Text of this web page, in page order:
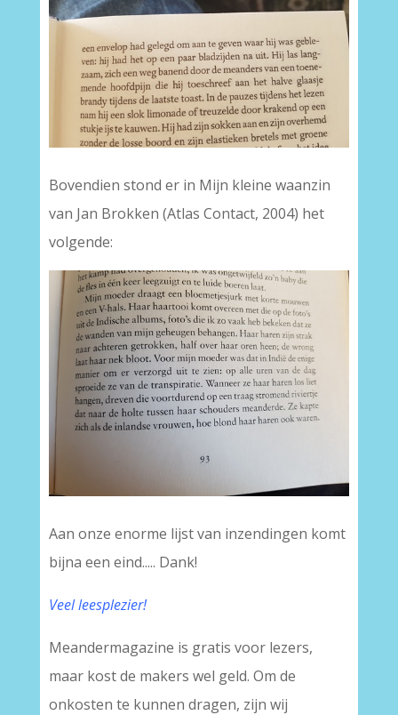
Bovendien stond er in Mijn kleine waanzin
van Jan Brokken (Atlas Contact, 2004) het
volgende:
Aan onze enorme lijst van inzendingen komt
bijna een eind..... Dank!
Veel leesplezier!
Meandermagazine is gratis voor lezers,
maar kost de makers wel geld. Om de
onkosten te kunnen dragen, zijn wij